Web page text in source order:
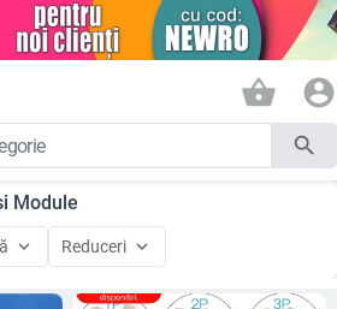
shopping_basket account_circle
search
Module
keyboard_arrow_down Reduceri keyboard_arrow_down